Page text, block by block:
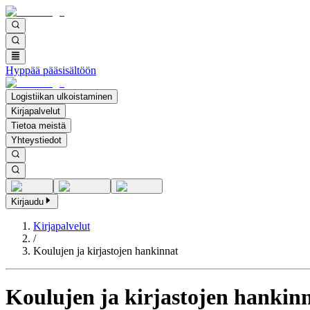
Hyppää pääsisältöön
Logistiikan ulkoistaminen
Kirjapalvelut
Tietoa meistä
Yhteystiedot
Kirjaudu
Kirjapalvelut
/
Koulujen ja kirjastojen hankinnat
Koulujen ja kirjastojen